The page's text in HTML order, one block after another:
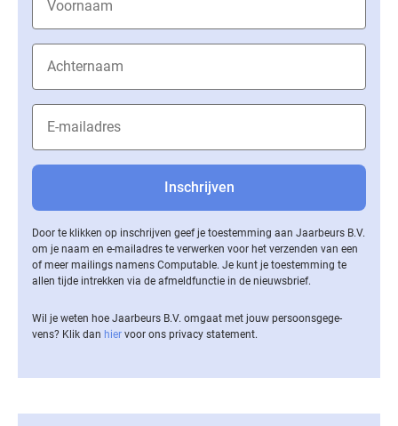
Door te klikken op inschrijven geef je toestemming aan Jaarbeurs B.V.
om je naam en e-mailadres te verwerken voor het verzenden van een
of meer mailings namens Computable. Je kunt je toestemming te
allen tijde intrekken via de af­meld­func­tie in de nieuwsbrief.
Wil je weten hoe Jaarbeurs B.V. omgaat met jouw per­soons­ge­ge­
vens? Klik dan hier voor ons privacy statement.